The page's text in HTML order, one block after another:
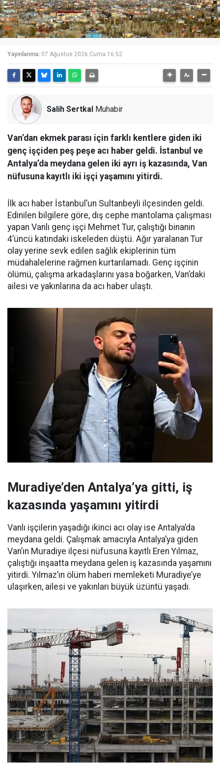
Yayınlanma: 07 Ağustos 2026 Cuma 16:52
Salih Sertkal Muhabir
Van’dan ekmek parası için farklı kentlere giden iki
genç işçiden peş peşe acı haber geldi. İstanbul ve
Antalya’da meydana gelen iki ayrı iş kazasında, Van
nüfusuna kayıtlı iki işçi yaşamını yitirdi.
İlk acı haber İstanbul’un Sultanbeyli ilçesinden geldi.
Edinilen bilgilere göre, dış cephe mantolama çalışması
yapan Vanlı genç işçi Mehmet Tur, çalıştığı binanın
4’üncü katındaki iskeleden düştü. Ağır yaralanan Tur
olay yerine sevk edilen sağlık ekiplerinin tüm
müdahalelerine rağmen kurtarılamadı. Genç işçinin
ölümü, çalışma arkadaşlarını yasa boğarken, Van’daki
ailesi ve yakınlarına da acı haber ulaştı.
Muradiye’den Antalya’ya gitti, iş
kazasında yaşamını yitirdi
Vanlı işçilerin yaşadığı ikinci acı olay ise Antalya’da
meydana geldi. Çalışmak amacıyla Antalya’ya giden
Van’ın Muradiye ilçesi nüfusuna kayıtlı Eren Yılmaz,
çalıştığı inşaatta meydana gelen iş kazasında yaşamını
yitirdi. Yılmaz’ın ölüm haberi memleketi Muradiye’ye
ulaşırken, ailesi ve yakınları büyük üzüntü yaşadı.